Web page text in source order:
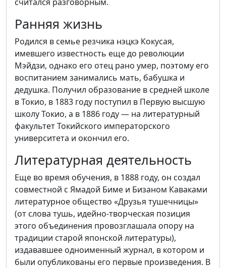
Ранняя жизнь
Родился в семье резчика нэцкэ Кокусая,
имевшего известность еще до революции
Мэйдзи, однако его отец рано умер, поэтому его
воспитанием занимались мать, бабушка и
дедушка. Получил образование в средней школе
в Токио, в 1883 году поступил в Первую высшую
школу Токио, а в 1886 году — на литературный
факультет Токийского императорского
университета и окончил его.
Литературная деятельность
Еще во время обучения, в 1888 году, он создал
совместной с Ямадой Биме и Бизаном Каваками
литературное общество «Друзья тушечницы»
(от слова тушь, идейно-творческая позиция
этого объединения провозглашала опору на
традиции старой японской литературы),
издававшее одноименный журнал, в котором и
были опубликованы его первые произведения. В